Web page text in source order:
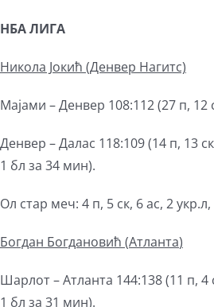
НБА ЛИГА
Никола Јокић (Денвер Нагитс)
Мајами – Денвер 108:112 (27 п, 12
Денвер – Далас 118:109 (14 п, 13
1 бл за 34 мин).
Ол стар меч: 4 п, 5 ск, 6 ас, 2
Богдан Богдановић (Атланта)
Шарлот – Атланта 144:138 (11 п, 4
1 бл за 31 мин).